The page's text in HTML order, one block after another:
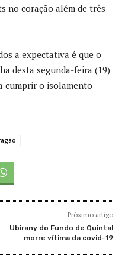
no coração além de três
a expectativa é que o
desta segunda-feira (19)
cumprir o isolamento
Próximo artigo
Ubirany do Fundo de Quintal
morre vítima da covid-19